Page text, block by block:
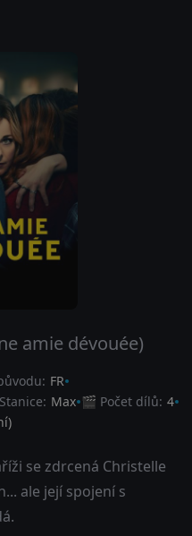
amie dévouée)
FR
Max 🎬 Počet dílů: 4
se zdrcená Christelle
ale její spojení s